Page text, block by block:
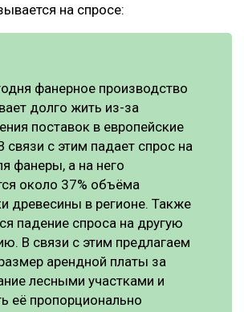
на спросе:
фанерное производство
долго жить из-за
поставок в европейские
связи с этим падает спрос на
фанеры, а на него
около 37% объёма
древесины в регионе. Также
падение спроса на другую
В связи с этим предлагаем
арендной платы за
лесными участками и
её пропорционально